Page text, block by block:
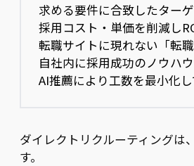
求める要件に合致したター
採用コスト・単価を削減し
転職サイトに現れない「転
自社内に採用成功のノウハ
AI推薦により工数を最小化
ダイレクトリクルーティングは
す。